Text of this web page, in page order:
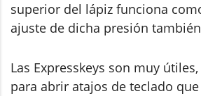
superior del lápiz funciona
ajuste de dicha presión
Las Expresskeys son muy
para abrir atajos de teclado